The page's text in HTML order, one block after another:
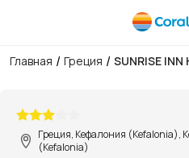
Главная / Греция / SUNRISE INN
Греция, Кефалония (Kefalonia),
(Kefalonia)